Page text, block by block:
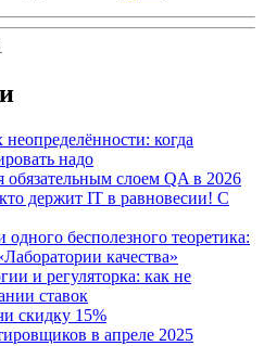
неопределённости: когда
надо
слоем QA в 2026
держит IT в равновесии! С
бесполезного теоретика:
качества»
и регуляторка: как не
ставок
скидку 15%
в апреле 2025